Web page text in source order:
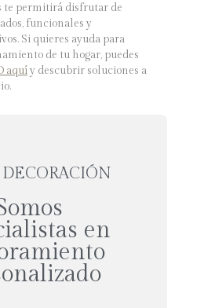
te permitirá disfrutar de
funcionales y
Si quieres ayuda para
de tu hogar, puedes
aquíy descubrir soluciones a
DECORACIÓN
en